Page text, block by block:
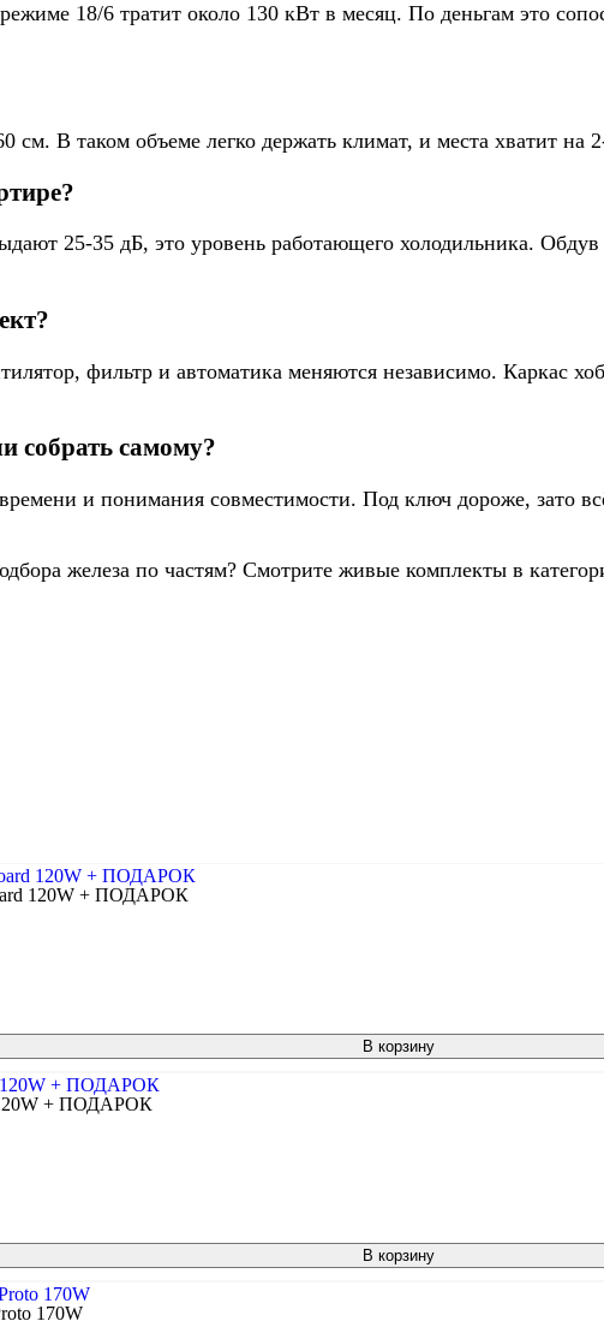
18/6 тратит около 130 кВт в месяц. По деньгам это
см. В таком объеме легко держать климат, и места хватит на
25-35 дБ, это уровень работающего холодильника.
фильтр и автоматика меняются независимо. Каркас
собрать самому?
и понимания совместимости. Под ключ дороже, зато
железа по частям? Смотрите живые комплекты в
120W + ПОДАРОК
В корзину
120W + ПОДАРОК
В корзину
170W